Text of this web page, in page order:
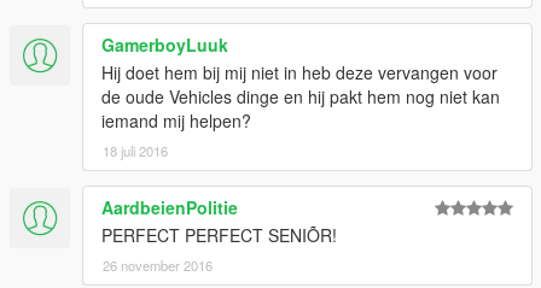
GamerboyLuuk
Hij doet hem bij mij niet in heb deze vervangen voor
de oude Vehicles dinge en hij pakt hem nog niet kan
iemand mij helpen?
18 juli 2016
AardbeienPolitie
PERFECT PERFECT SENIÕR!
26 november 2016